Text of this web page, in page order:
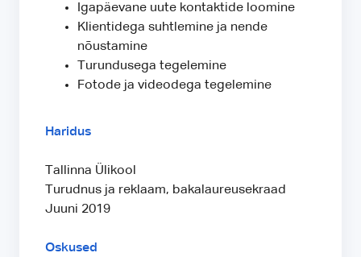
Igapäevane uute kontaktide loomine
Klientidega suhtlemine ja nende
nõustamine
Turundusega tegelemine
Fotode ja videodega tegelemine
Haridus
Tallinna Ülikool
Turudnus ja reklaam, bakalaureusekraad
Juuni 2019
Oskused